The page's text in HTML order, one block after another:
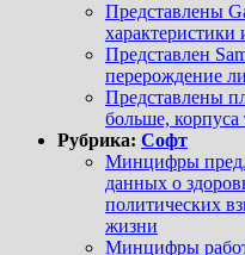
Представлены
характеристики
Представлен
перерождение
Представлены
больше,
Рубрика: Софт
Минцифры
данных о
политических
жизни
Минцифры